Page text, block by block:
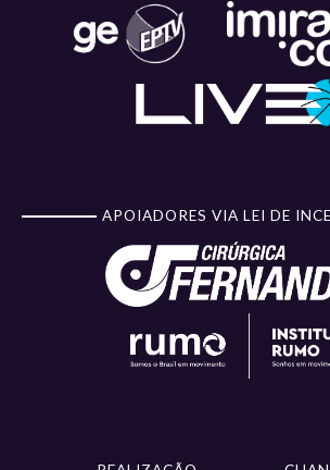
APOIADORES VIA LEI DE